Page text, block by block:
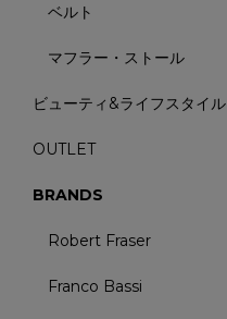
ベルト
マフラー・ストール
ビューティ&ライフスタイル
OUTLET
BRANDS
Robert Fraser
Franco Bassi